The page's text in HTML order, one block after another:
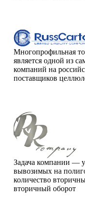
Многопрофильная
является одной из
компаний на
поставщиков
Задача компании —
вывозимых на
количество
вторичный оборот